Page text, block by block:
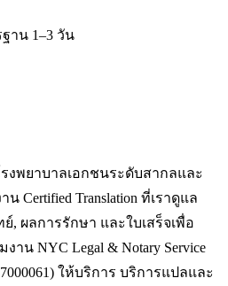
าน 1–3 วัน
งพยาบาลเอกชนระดับสากลและ
Certified Translation ที่เราดูแล
, ผลการรักษา และใบเสร็จเพื่อ
าน NYC Legal & Notary Service
ให้บริการ บริการแปลและ